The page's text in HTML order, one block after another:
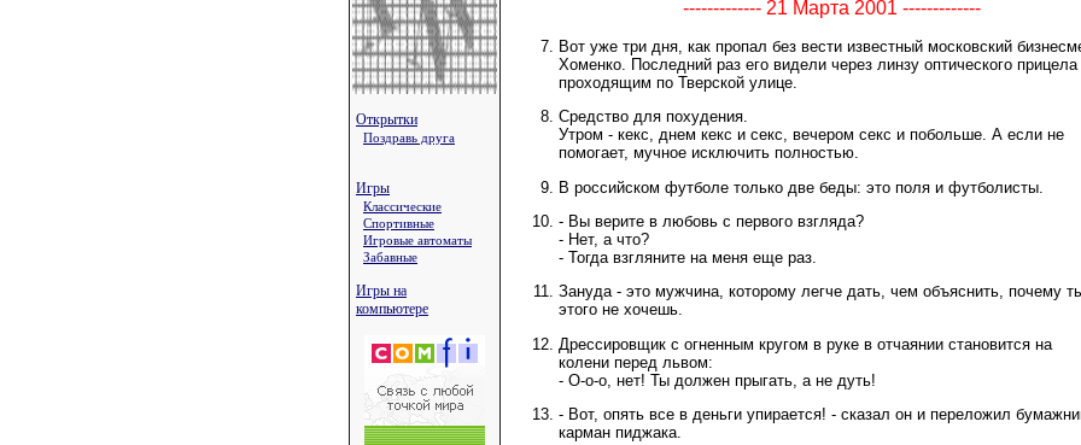
Открытки
Поздравь друга
Игры
Классические
Спортивные
Игровые автоматы
Забавные
Игры на
компьютере
------------- 21 Марта 2001 -------------
Вот уже три дня, как пропал без вести известный московский
Хоменко. Последний раз его видели через линзу оптического прицела
проходящим по Тверской улице.
Средство для похудения.
Утром - кекс, днем кекс и секс, вечером секс и побольше. А если не
помогает, мучное исключить полностью.
В российском футболе только две беды: это поля и футболисты.
- Вы верите в любовь с первого взгляда?
- Нет, а что?
- Тогда взгляните на меня еще раз.
Зануда - это мужчина, которому легче дать, чем объяснить, почему
этого не хочешь.
Дрессировщик с огненным кругом в руке в отчаянии становится на
колени перед львом:
- О-о-о, нет! Ты должен прыгать, а не дуть!
- Вот, опять все в деньги упирается! - сказал он и переложил
карман пиджака.